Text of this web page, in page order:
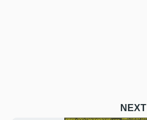
NEXT